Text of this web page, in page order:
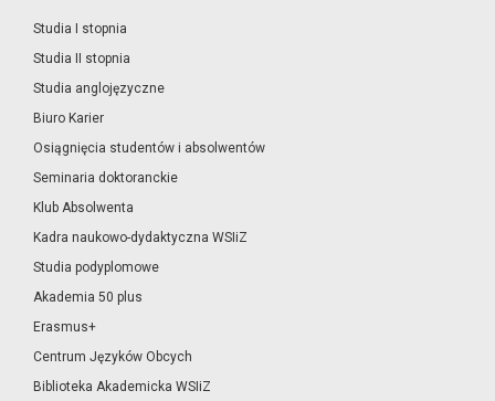
Studia I stopnia
Studia II stopnia
Studia anglojęzyczne
Biuro Karier
Osiągnięcia studentów i absolwentów
Seminaria doktoranckie
Klub Absolwenta
Kadra naukowo-dydaktyczna WSIiZ
Studia podyplomowe
Akademia 50 plus
Erasmus+
Centrum Języków Obcych
Biblioteka Akademicka WSIiZ